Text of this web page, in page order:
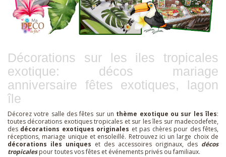
Décorations sur les iles tropicales
exotique: décos mariage
anniversaire fêtes exotiques, lagon
île
Décorez votre salle des fêtes sur un thème exotique ou sur les îles:
toutes décorations exotiques tropicales et sur les îles sur madecodefete,
des décorations exotiques originales et pas chères pour des fêtes,
réceptions, mariage unique et ensoleillé. Retrouvez ici un large choix de
décorations iles uniques et des accessoires originaux, des décos
tropicalespour toutes vos fêtes et événements privés ou familiaux.